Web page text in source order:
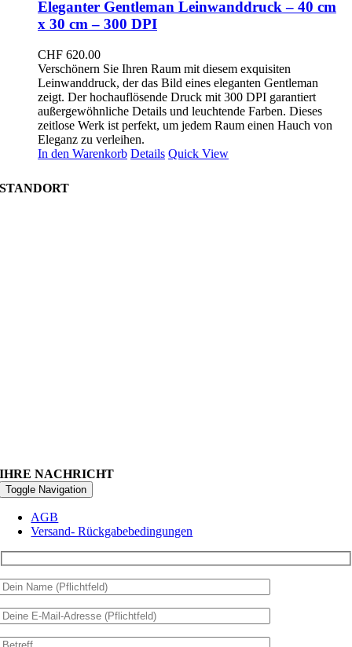
Eleganter Gentleman Leinwanddruck – 40 cm
x 30 cm – 300 DPI
CHF 620.00
Verschönern Sie Ihren Raum mit diesem exquisiten
Leinwanddruck, der das Bild eines eleganten Gentleman
zeigt. Der hochauflösende Druck mit 300 DPI garantiert
außergewöhnliche Details und leuchtende Farben. Dieses
zeitlose Werk ist perfekt, um jedem Raum einen Hauch von
Eleganz zu verleihen.
In den Warenkorb Details Quick View
STANDORT
IHRE NACHRICHT
Toggle Navigation
AGB
Versand- Rückgabebedingungen